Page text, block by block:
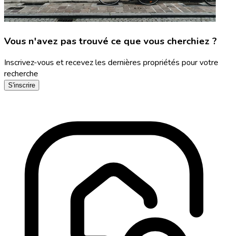
Vous n'avez pas trouvé ce que vous cherchiez ?
Inscrivez-vous et recevez les dernières propriétés pour votre
recherche
S'inscrire